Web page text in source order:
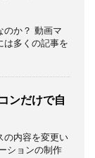
のか？ 動画マ
は多くの記事を
ンだけで自
の内容を変更い
ションの制作